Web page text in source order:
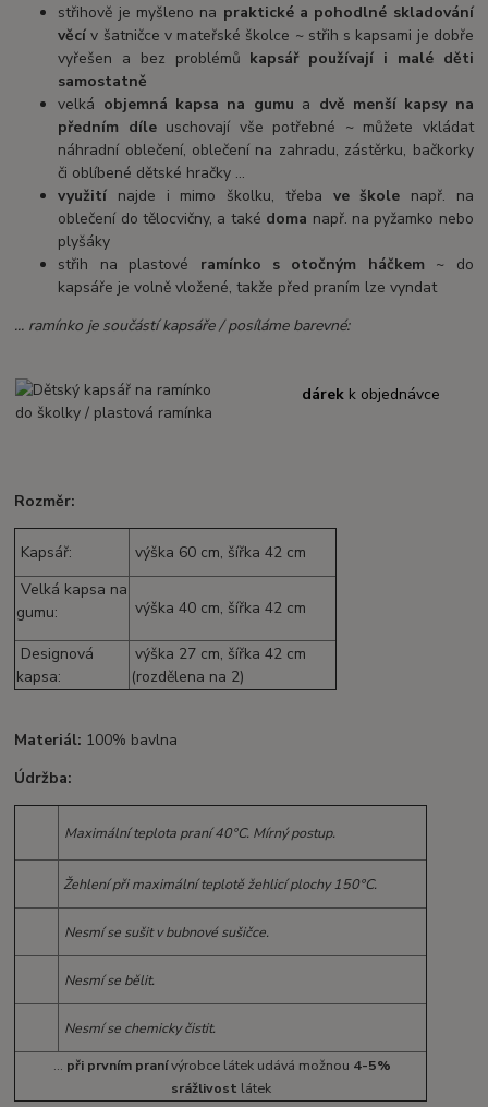
střihově je myšleno na praktické a pohodlné skladování
věcív šatničce v mateřské školce ~ střih s kapsami je dobře
vyřešen a bez problémů kapsář používají i malé děti
samostatně
velká objemná kapsa na gumu a dvě menší kapsy na
předním díle uschovají vše potřebné ~ můžete vkládat
náhradní oblečení, oblečení na zahradu, zástěrku, bačkorky
či oblíbené dětské hračky ...
využití najde i mimo školku, třeba ve škole např. na
oblečení do tělocvičny, a také doma např. na pyžamko nebo
plyšáky
střih na plastové ramínko s otočným háčkem ~ do
kapsáře je volně vložené, takže před praním lze vyndat
... ramínko je součástí kapsáře / posíláme barevné:
dárek k objednávce
Rozměr:
Kapsář:
výška 60 cm, šířka 42 cm
Velká kapsa na
gumu:
výška 40 cm, šířka 42 cm
Designová
kapsa:
výška 27 cm, šířka 42 cm
(rozdělena na 2)
Materiál: 100% bavlna
Údržba:
Maximální teplota praní 40°C. Mírný postup.
Žehlení při maximální teplotě žehlicí plochy 150°C.
Nesmí se sušit v bubnové sušičce.
Nesmí se bělit.
Nesmí se chemicky čistit.
... při prvním pranívýrobce látek udává možnou 4-5%
srážlivost látek